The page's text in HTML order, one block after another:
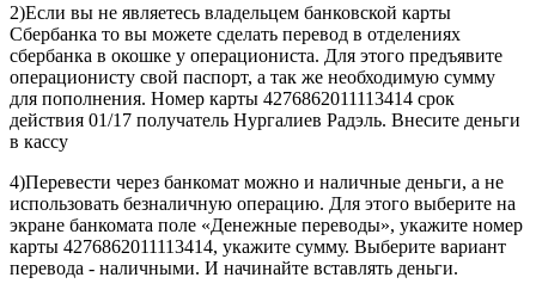
2)Если вы не являетесь владельцем банковской карты
Сбербанка то вы можете сделать перевод в отделениях
сбербанка в окошке у операциониста. Для этого предъявите
операционисту свой паспорт, а так же необходимую сумму
для пополнения. Номер карты 4276862011113414 срок
действия 01/17 получатель Нургалиев Радэль. Внесите деньги
в кассу
4)Перевести через банкомат можно и наличные деньги, а не
использовать безналичную операцию. Для этого выберите на
экране банкомата поле «Денежные переводы», укажите номер
карты 4276862011113414, укажите сумму. Выберите вариант
перевода - наличными. И начинайте вставлять деньги.